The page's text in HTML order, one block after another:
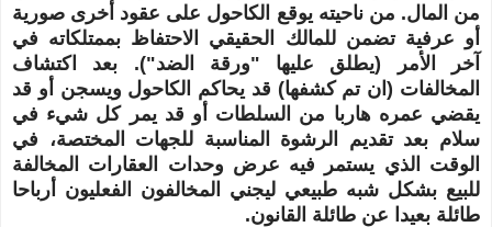
من المال. من ناحيته يوقع الكاحول على عقود أخرى صورية
أو عرفية تضمن للمالك الحقيقي الاحتفاظ بممتلكاته في
آخر الأمر (يطلق عليها "ورقة الضد"). بعد اكتشاف
المخالفات (ان تم كشفها) قد يحاكم
الكاحول ويسجن أو قد
يقضي عمره هاربا من السلطات أو قد يمر كل شيء في
سلام بعد تقديم الرشوة المناسبة للجهات المختصة، في
الوقت الذي يستمر فيه عرض وحدات
العقارات المخالفة
للبيع بشكل شبه طبيعي ليجني المخالفون الفعليون أرباحا
طائلة بعيدا عن طائلة القانون.